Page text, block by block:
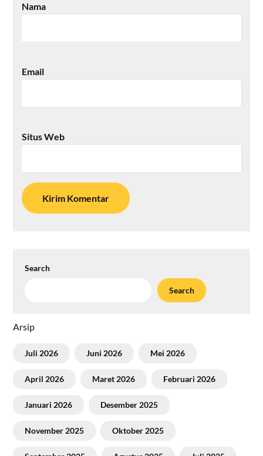
Nama
Email
Situs Web
Search
Search
Arsip
Juli 2026 Juni 2026 Mei 2026
April 2026 Maret 2026 Februari 2026
Januari 2026 Desember 2025
November 2025 Oktober 2025